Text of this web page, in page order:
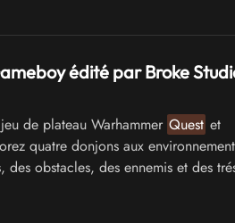
édité par Broke
de plateau Warhammer Quest et
quatre donjons aux
obstacles, des ennemis et des